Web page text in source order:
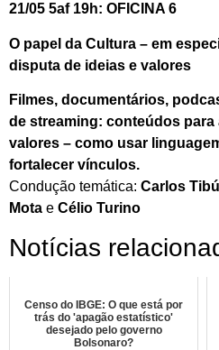
21/05 5af 19h: OFICINA 6
O papel da Cultura – em
disputa de ideias e valores
Filmes, documentários,
de streaming: conteúdos para
valores – como usar
fortalecer vínculos.
Condução temática: Carlos
Mota e Célio Turino
Notícias
Censo do IBGE: O que está por
trás do 'apagão estatístico'
desejado pelo governo
Bolsonaro?